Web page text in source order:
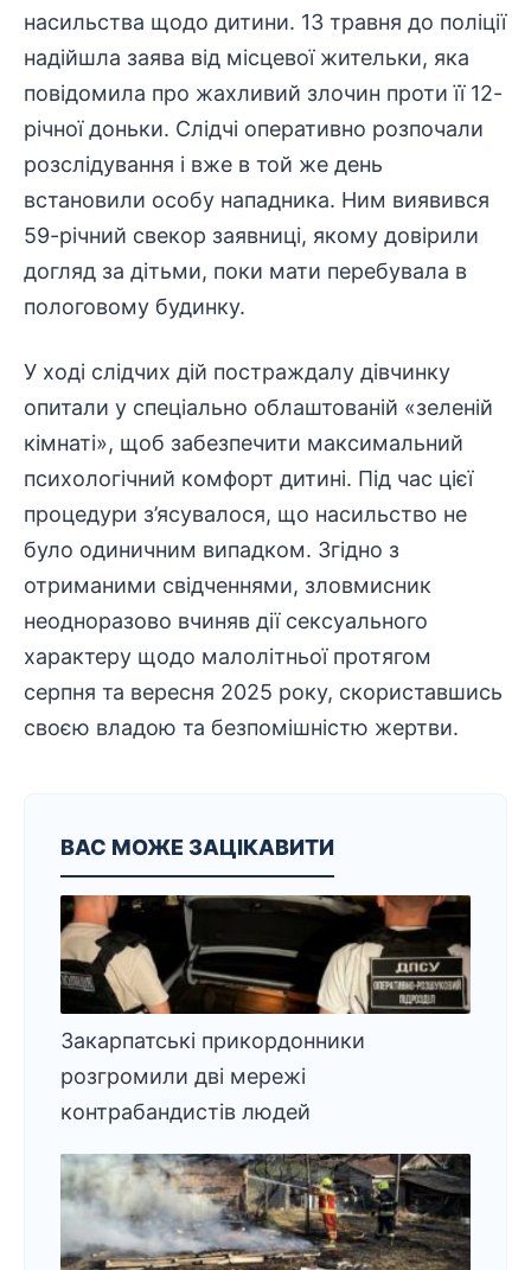
насильства щодо дитини. 13 травня до поліції
надійшла заява від місцевої жительки, яка
повідомила про жахливий злочин проти її 12-
річної доньки. Слідчі оперативно розпочали
розслідування і вже в той же день
встановили особу нападника. Ним виявився
59-річний свекор заявниці, якому довірили
догляд за дітьми, поки мати перебувала в
пологовому будинку.
У ході слідчих дій постраждалу дівчинку
опитали у спеціально облаштованій «зеленій
кімнаті», щоб забезпечити максимальний
психологічний комфорт дитині. Під час цієї
процедури з’ясувалося, що насильство не
було одиничним випадком. Згідно з
отриманими свідченнями, зловмисник
неодноразово вчиняв дії сексуального
характеру щодо малолітньої протягом
серпня та вересня 2025 року, скориставшись
своєю владою та безпомішністю жертви.
ВАС МОЖЕ ЗАЦІКАВИТИ
Закарпатські прикордонники
розгромили дві мережі
контрабандистів людей